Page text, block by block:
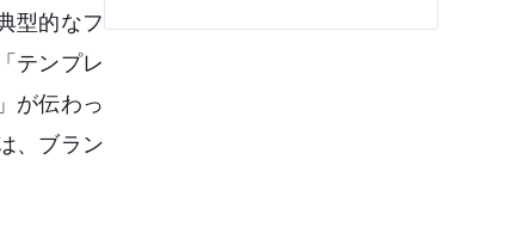
型的なフ
テンプレ
が伝わっ
、ブラン
術的視点から紐解きます。